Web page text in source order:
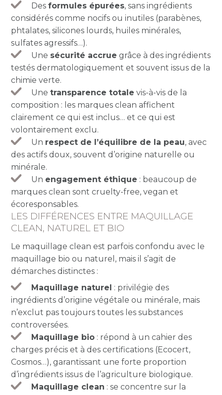
Desformules épurées, sans ingrédients
considérés comme nocifs ou inutiles (parabènes,
phtalates, silicones lourds, huiles minérales,
sulfates agressifs…).
Une sécurité accrue grâce à des ingrédients
testés dermatologiquement et souvent issus de la
chimie verte.
Unetransparence totale vis-à-vis de la
composition : les marques clean affichent
clairement ce qui est inclus… et ce qui est
volontairement exclu.
Un respect de l’équilibre de la peau, avec
des actifs doux, souvent d’origine naturelle ou
minérale.
Un engagement éthique : beaucoup de
marques clean sont cruelty-free, vegan et
écoresponsables.
LES DIFFÉRENCES ENTRE MAQUILLAGE
CLEAN, NATUREL ET BIO
Le maquillage clean est parfois confondu avec le
maquillage bio ou naturel, mais il s’agit de
démarches distinctes :
Maquillage naturel : privilégie des
ingrédients d’origine végétale ou minérale, mais
n’exclut pas toujours toutes les substances
controversées.
Maquillage bio : répond à un cahier des
charges précis et à des certifications (Ecocert,
Cosmos…), garantissant une forte proportion
d’ingrédients issus de l’agriculture biologique.
Maquillage clean : se concentre sur la